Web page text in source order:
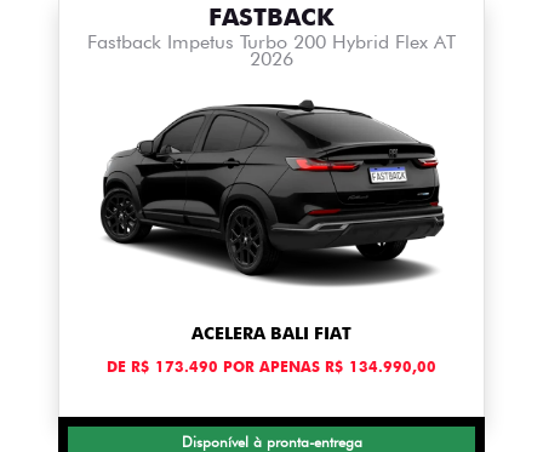
FASTBACK
Fastback Impetus Turbo 200 Hybrid Flex AT
2026
ACELERA BALI FIAT
DE R$ 173.490 POR APENAS R$ 134.990,00
Disponível à pronta-entrega